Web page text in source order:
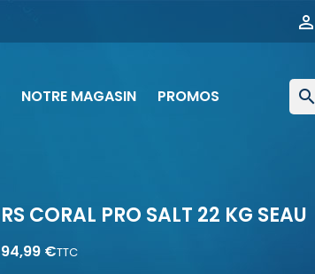

NOTRE MAGASIN PROMOS search
RS CORAL PRO SALT 22 KG SEAU
94,99 €TTC